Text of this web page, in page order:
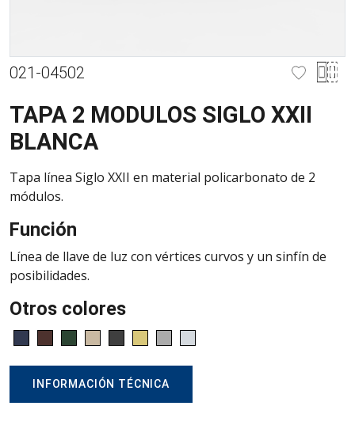
021-04502
TAPA 2 MODULOS SIGLO XXII
BLANCA
Tapa línea Siglo XXII en material policarbonato de 2
módulos.
Función
Línea de llave de luz con vértices curvos y un sinfín de
posibilidades.
Otros colores
INFORMACIÓN TÉCNICA